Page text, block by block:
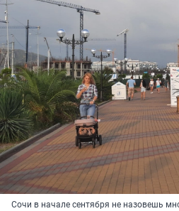
Cочи в начале сентября не назовешь